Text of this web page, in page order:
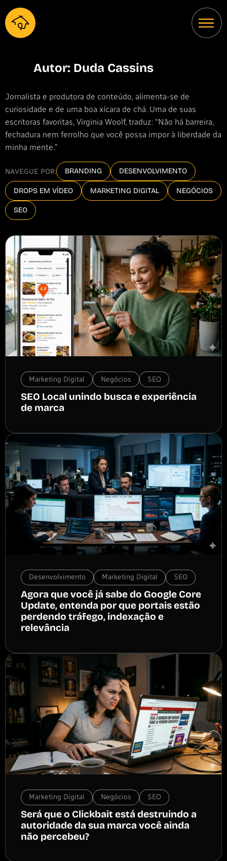
Autor: Duda Cassins
Jornalista e produtora de conteúdo, alimenta-se de
curiosidade e de uma boa xícara de chá. Uma de suas
escritoras favoritas, Virginia Woolf, traduz: “Não há barreira,
fechadura nem ferrolho que você possa impor à liberdade da
minha mente.”
NAVEGUE POR: BRANDING DESENVOLVIMENTO
DROPS EM VÍDEO MARKETING DIGITAL NEGÓCIOS
SEO
Marketing Digital Negócios SEO
SEO Local unindo busca e experiência
de marca
Desenvolvimento Marketing Digital SEO
Agora que você já sabe do Google Core
Update, entenda por que portais estão
perdendo tráfego, indexação e
relevância
Marketing Digital Negócios SEO
Será que o Clickbait está destruindo a
autoridade da sua marca você ainda
não percebeu?